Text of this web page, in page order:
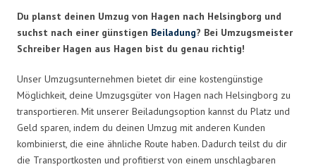
Du planst deinen Umzug von Hagen nach Helsingborg und
suchst nach einer günstigen Beiladung? Bei Umzugsmeister
Schreiber Hagen aus Hagen bist du genau richtig!
Unser Umzugsunternehmen bietet dir eine kostengünstige
Möglichkeit, deine Umzugsgüter von Hagen nach Helsingborg zu
transportieren. Mit unserer Beiladungsoption kannst du Platz und
Geld sparen, indem du deinen Umzug mit anderen Kunden
kombinierst, die eine ähnliche Route haben. Dadurch teilst du dir
die Transportkosten und profitierst von einem unschlagbaren